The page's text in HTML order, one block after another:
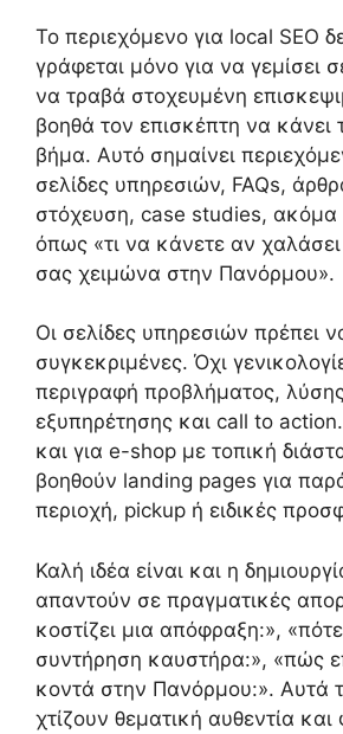
Το περιεχόμενο για local SEO
γράφεται μόνο για να γεμίσει
να τραβά στοχευμένη
βοηθά τον επισκέπτη να κάνει
βήμα. Αυτό σημαίνει
σελίδες υπηρεσιών, FAQs,
στόχευση, case studies, ακόμα
όπως «τι να κάνετε αν
σας χειμώνα στην Πανόρμου».
Οι σελίδες υπηρεσιών πρέπει
συγκεκριμένες. Όχι
περιγραφή προβλήματος,
εξυπηρέτησης και call to action.
και για e-shop με τοπική
βοηθούν landing pages για
περιοχή, pickup ή ειδικές
Καλή ιδέα είναι και η
απαντούν σε πραγματικές
κοστίζει μια απόφραξη:»,
συντήρηση καυστήρα:», «πώς
κοντά στην Πανόρμου:». Αυτά
χτίζουν θεματική αυθεντία